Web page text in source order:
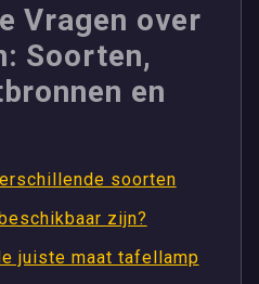
Vragen over
Soorten,
en
soorten
zijn?
juiste maat tafellamp